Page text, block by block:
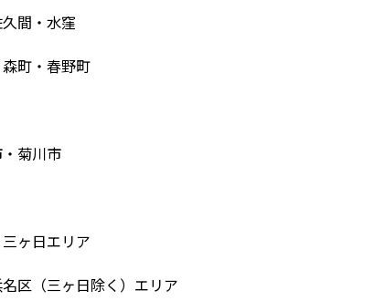
間・水窪
町・春野町
菊川市
ヶ日エリア
区（三ヶ日除く）エリア